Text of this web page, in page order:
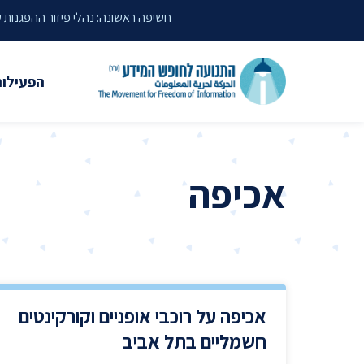
חשיפה ראשונה: נהלי פיזור
חדשות
מאמרים
אכיפה
אכיפה על רוכבי אופניים וקורקינטים
חשמליים בתל אביב